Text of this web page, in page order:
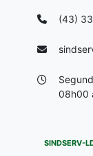
(43)
08h00
SINDSERV-